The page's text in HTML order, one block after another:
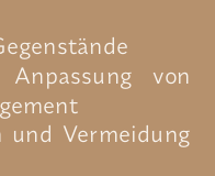
von
und Vermeidung